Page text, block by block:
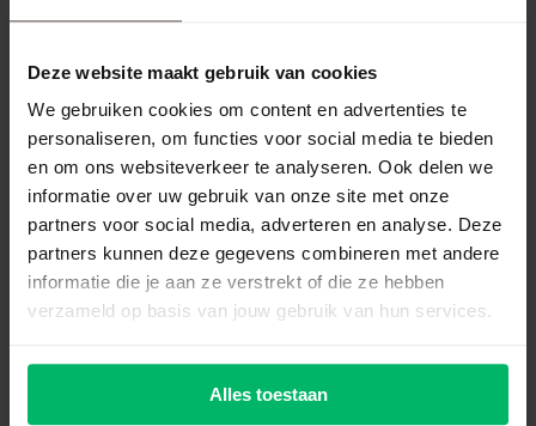
Deze website maakt gebruik van cookies
We gebruiken cookies om content en advertenties te
personaliseren, om functies voor social media te bieden
en om ons websiteverkeer te analyseren. Ook delen we
informatie over uw gebruik van onze site met onze
partners voor social media, adverteren en analyse. Deze
partners kunnen deze gegevens combineren met andere
informatie die je aan ze verstrekt of die ze hebben
verzameld op basis van jouw gebruik van hun services.
Alles toestaan
Wijhelpenje graag verder
070-7006723
contact@avg-support.nl